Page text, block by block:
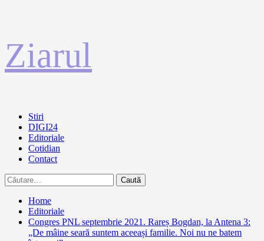
la
conținut
Ziarul
Primary
Menu
Stiri
DIGI24
Editoriale
Cotidian
Contact
Caută
după:
Home
Editoriale
Congres PNL septembrie 2021. Rareș Bogdan, la Antena 3:
„De mâine seară suntem aceeași familie. Noi nu ne batem